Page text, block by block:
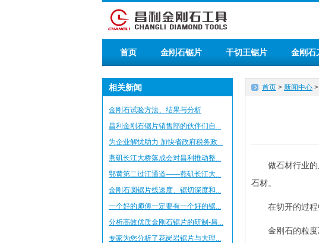
首页 金刚石锯片 干切王锯片 金刚石
相关新闻
金刚石试验方法、结果与分析
昌利金刚石锯片销售部的伙伴们自...
为企业解忧助力 加快省政府税务政...
燕矶长江大桥落成会对昌利推动整...
鄂黄第二过江通道——燕矶长江大...
金刚石圆锯片线速度、锯切深度和...
一个好的师傅一定要有一个好的锯...
分析高效优质金刚石锯片的研制-昌...
专家为您分析了花岗岩锯片与大理...
首页 > 新闻中心
做石材行业的
石材。
在切开的过程
金刚石的粒度决